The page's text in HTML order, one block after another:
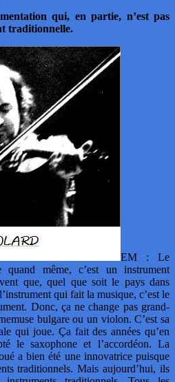
qui, en partie, n’est pas
traditionnelle.
EM : Le
même, c’est un instrument
que, quel que soit le pays dans
qui fait la musique, c’est le
Donc, ça ne change pas grand-
bulgare ou un violon. C’est sa
qui joue. Ça fait des années qu’en
le saxophone et l’accordéon. La
a bien été une innovatrice puisque
traditionnels. Mais aujourd’hui, ils